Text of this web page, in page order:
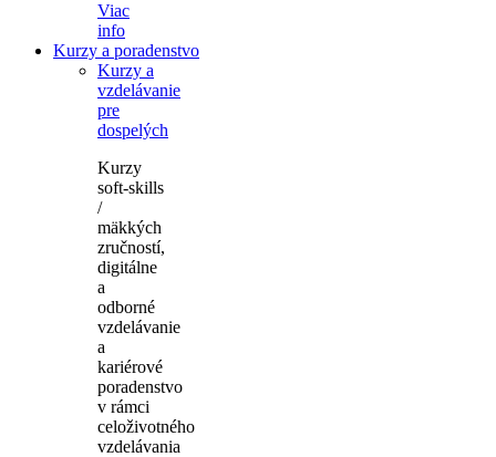
Viac
info
Kurzy a poradenstvo
Kurzy a
vzdelávanie
pre
dospelých
Kurzy
soft-skills
/
mäkkých
zručností,
digitálne
a
odborné
vzdelávanie
a
kariérové
poradenstvo
v rámci
celoživotného
vzdelávania